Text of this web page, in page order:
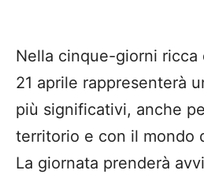
Nella cinque-giorni
21 aprile rappresenterà
più significativi, anche
territorio e con il mondo
La giornata prenderà